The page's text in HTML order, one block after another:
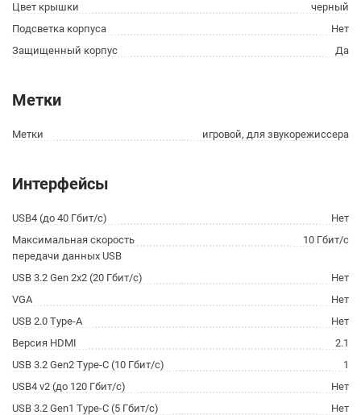
Цвет крышки
черный
Подсветка корпуса
Нет
Защищенный корпус
Да
Метки
Метки игровой, для звукорежиссера
Интерфейсы
USB4 (до 40 Гбит/с)
Нет
Максимальная скорость
передачи данных USB
10 Гбит/с
USB 3.2 Gen 2x2 (20 Гбит/с)
Нет
VGA
Нет
USB 2.0 Type-A
Нет
Версия HDMI
2.1
USB 3.2 Gen2 Type-C (10 Гбит/с)
1
USB4 v2 (до 120 Гбит/с)
Нет
USB 3.2 Gen1 Type-C (5 Гбит/с)
Нет